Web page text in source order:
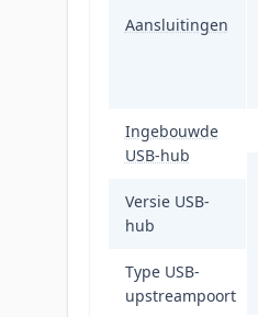
Aansluitingen
Ingebouwde
USB-hub
Versie USB-
hub
Type USB-
upstreampoort